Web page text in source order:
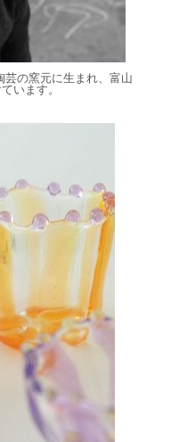
の窯元に生まれ、富山
います。